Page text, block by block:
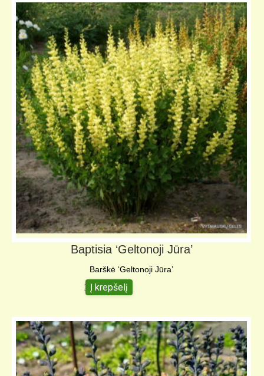
Baptisia ‘Geltonoji Jūra’
Barškė ‘Geltonoji Jūra’
12,00€
Į krepšelį